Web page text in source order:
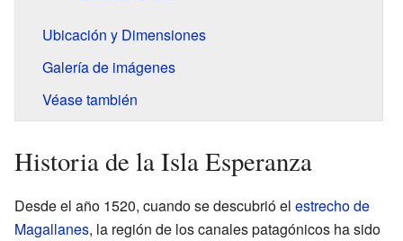
Ubicación y Dimensiones
Galería de imágenes
Véase también
Historia de la Isla Esperanza
Desde el año 1520, cuando se descubrió el estrecho de
Magallanes, la región de los canales patagónicos ha sido